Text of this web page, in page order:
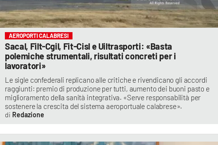
AEROPORTI CALABRESI
Sacal, Filt-Cgil, Fit-Cisl e Uiltrasporti: «Basta
polemiche strumentali, risultati concreti per i
lavoratori»
Le sigle confederali replicano alle critiche e rivendicano gli accordi
raggiunti: premio di produzione per tutti, aumento dei buoni pasto e
miglioramento della sanità integrativa. «Serve responsabilità per
sostenere la crescita del sistema aeroportuale calabrese».
Redazione